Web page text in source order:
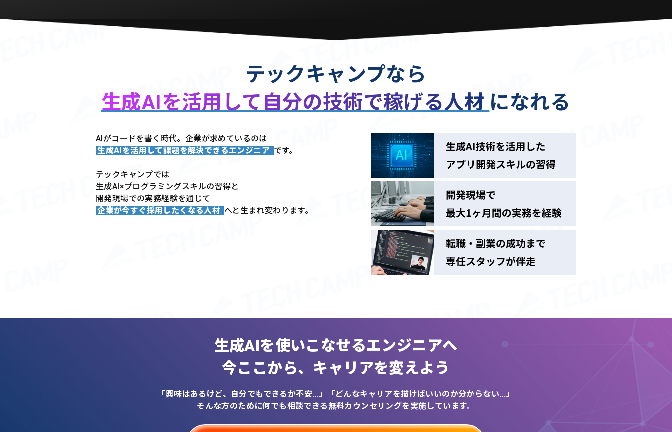
テックキャンプなら
生成AIを活用して 自分の技術で稼げる人材 になれる
AIがコードを書く時代。企業が求めているのは
生成AIを活用して課題を解決できるエンジニア です。
テックキャンプでは
生成AI×プログラミングスキルの習得と
開発現場での実務経験を通じて
企業が今すぐ採用したくなる人材 へと生まれ変わります。
生成AIを使いこなせるエンジニアへ
今ここから、 キャリアを変えよう
「興味はあるけど、自分でもできるか不安...」
「どんなキャリアを描けばいいのか分からない...」
そんな方のために何でも相談できる無料カウンセリングを実施しています。